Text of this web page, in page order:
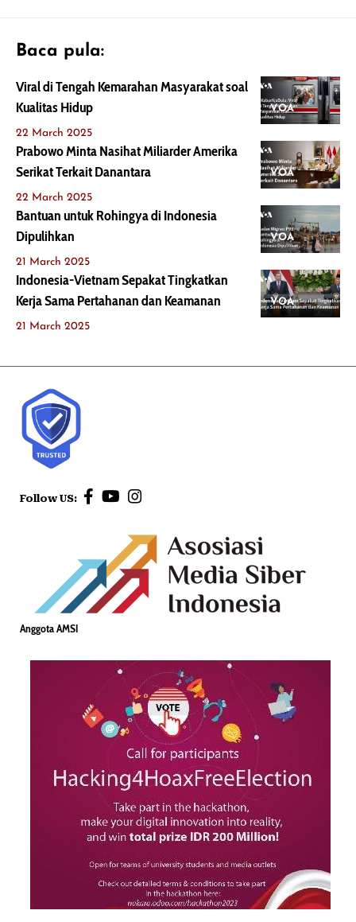
Baca pula:
VOA
Viral di Tengah Kemarahan Masyarakat soal
Kualitas Hidup
22 March 2025
VOA
Prabowo Minta Nasihat Miliarder Amerika
Serikat Terkait Danantara
22 March 2025
VOA
Bantuan untuk Rohingya di Indonesia
Dipulihkan
21 March 2025
VOA
Indonesia-Vietnam Sepakat Tingkatkan
Kerja Sama Pertahanan dan Keamanan
21 March 2025
Follow US:
Anggota AMSI